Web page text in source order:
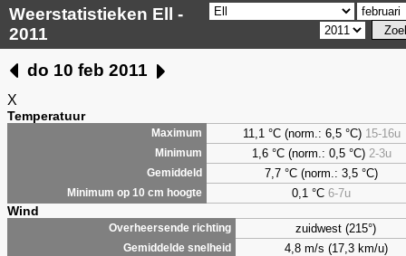
Weerstatistieken Ell -
2011
do 10 feb 2011
X
Temperatuur
Maximum 11,1 °C (norm.: 6,5 °C) 15-16u
Minimum 1,6°C (norm.: 0,5 °C) 2-3u
Gemiddeld 7,7 °C (norm.: 3,5 °C)
Minimum op 10 cm hoogte 0,1 °C 6-7u
Wind
Overheersende richting zuidwest (215°)
Gemiddelde snelheid 4,8 m/s (17,3 km/u)